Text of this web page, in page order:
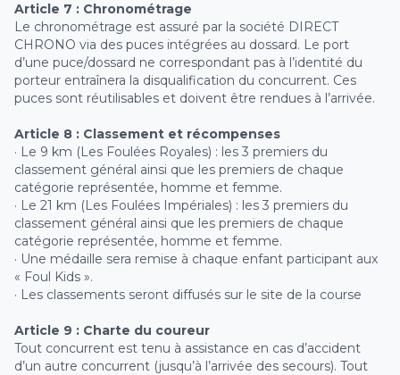
Article 7 : Chronométrage
Le chronométrage est assuré par la société DIRECT
CHRONO via des puces intégrées au dossard. Le port
d’une puce/dossard ne correspondant pas à l’identité du
porteur entraînera la disqualification du concurrent. Ces
puces sont réutilisables et doivent être rendues à l’arrivée.
Article 8 : Classement et récompenses
· Le 9 km (Les Foulées Royales) : les 3 premiers du
classement général ainsi que les premiers de chaque
catégorie représentée, homme et femme.
· Le 21 km (Les Foulées Impériales) : les 3 premiers du
classement général ainsi que les premiers de chaque
catégorie représentée, homme et femme.
· Une médaille sera remise à chaque enfant participant aux
« Foul Kids ».
· Les classements seront diffusés sur le site de la course
Article 9 : Charte du coureur
Tout concurrent est tenu à assistance en cas d’accident
d’un autre concurrent (jusqu’à l’arrivée des secours). Tout